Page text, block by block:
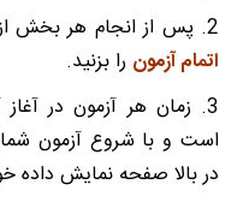
2. پس از انجام هر بخش از آزمون حتما
اتمام آزمون را بزنید.
3. زمان هر آزمون در
است و با شروع آزمون
در بالا صفحه نمایش داده